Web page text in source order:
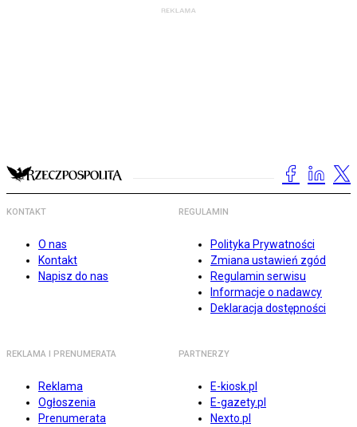
KONTAKT
O nas
Kontakt
Napisz do nas
REGULAMIN
Polityka Prywatności
Zmiana ustawień zgód
Regulamin serwisu
Informacje o nadawcy
Deklaracja dostępności
REKLAMA I PRENUMERATA
Reklama
Ogłoszenia
Prenumerata
PARTNERZY
E-kiosk.pl
E-gazety.pl
Nexto.pl